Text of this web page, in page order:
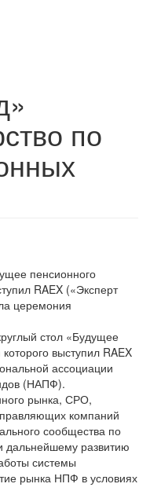
по
пенсионного
RAEX («Эксперт
церемония
стол «Будущее
выступил RAEX
ассоциации
(НАПФ).
рынка, СРО,
компаний
сообщества по
развитию
системы
рынка НПФ в условиях